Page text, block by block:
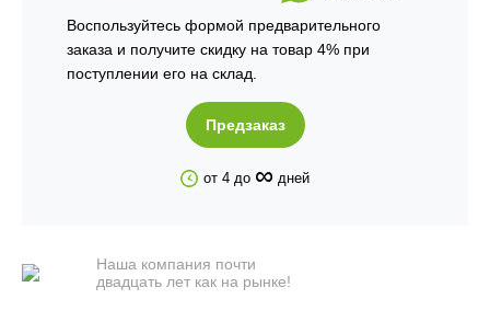
Воспользуйтесь формой предварительного
заказа и получите скидку на товар 4% при
поступлении его на склад.
Предзаказ
от 4 до ∞ дней
Наша компания почти
двадцать лет как на рынке!